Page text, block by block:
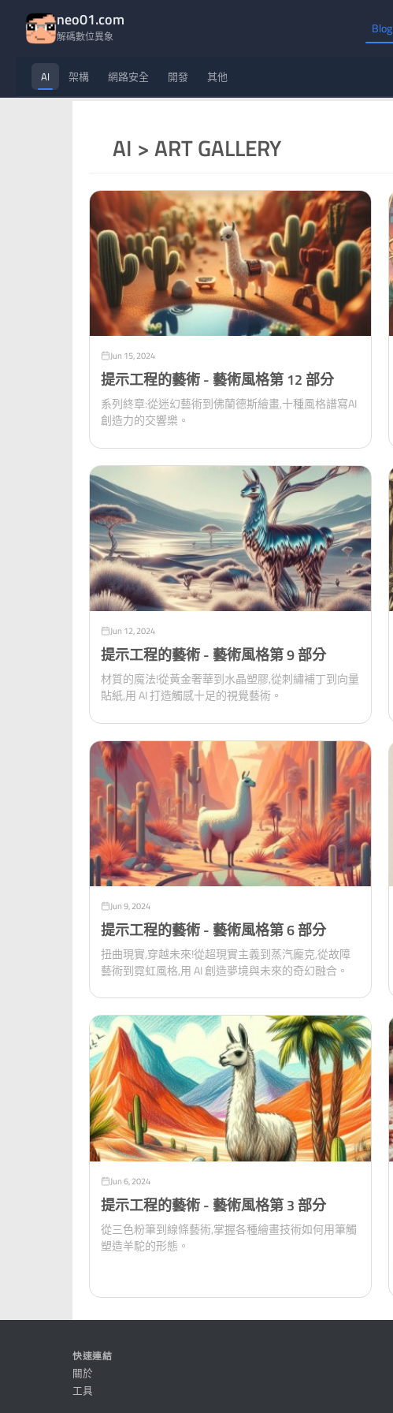
neo01.com
解碼數位異象
Blog
AI 架構 網路安全 開發 其他
AI > ART GALLERY
Jun 15, 2024
提示工程的藝術 - 藝術風格第 12 部分
系列終章:從迷幻藝術到佛蘭德斯繪畫,十種風格譜寫AI
創造力的交響樂。
Jun 12, 2024
提示工程的藝術 - 藝術風格第 9 部分
材質的魔法!從黃金奢華到水晶塑膠,從刺繡補丁到向量
貼紙,用 AI 打造觸感十足的視覺藝術。
Jun 9, 2024
提示工程的藝術 - 藝術風格第 6 部分
扭曲現實,穿越未來!從超現實主義到蒸汽龐克,從故障
藝術到霓虹風格,用 AI 創造夢境與未來的奇幻融合。
Jun 6, 2024
提示工程的藝術 - 藝術風格第 3 部分
從三色粉筆到線條藝術,掌握各種繪畫技術如何用筆觸
塑造羊駝的形態。
快速連結
關於
工具